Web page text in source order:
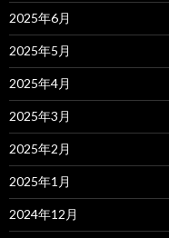
2025年6月
2025年5月
2025年4月
2025年3月
2025年2月
2025年1月
2024年12月